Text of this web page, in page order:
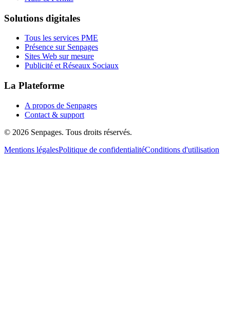
Solutions digitales
Tous les services PME
Présence sur Senpages
Sites Web sur mesure
Publicité et Réseaux Sociaux
La Plateforme
A propos de Senpages
Contact & support
© 2026 Senpages. Tous droits réservés.
Mentions légalesPolitique de confidentialitéConditions d'utilisation